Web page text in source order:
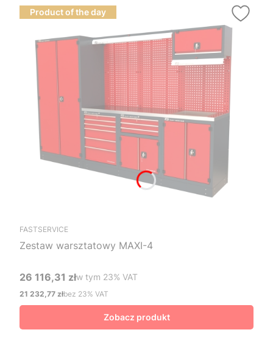
Product of the day
FASTSERVICE
Zestaw warsztatowy MAXI-4
Cena brutto
26 116,31 złw tym %s VAT
w tym 23% VAT
Cena netto
21 232,77 złbez 23% VAT
Zobacz produkt